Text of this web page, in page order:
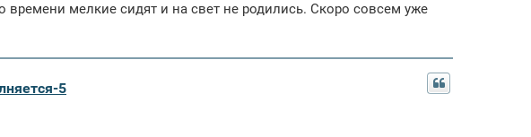
времени мелкие сидят и на свет не родились. Скоро совсем уже
5